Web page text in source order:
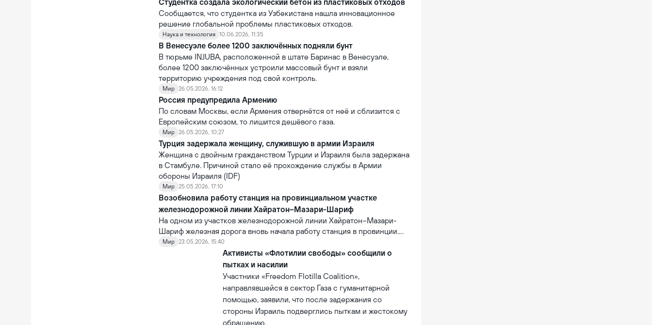
национальных правительств.
Студентка создала экологический бетон из пластиковых отходов
Сообщается, что студентка из Узбекистана нашла инновационное
решение глобальной проблемы пластиковых отходов.
Наука и технология 10.06.2026, 11:35
В Венесуэле более 1200 заключённых подняли бунт
В тюрьме INJUBA, расположенной в штате Баринас в Венесуэле,
более 1200 заключённых устроили массовый бунт и взяли
территорию учреждения под свой контроль.
Мир 26.05.2026, 16:12
Россия предупредила Армению
По словам Москвы, если Армения отвернётся от неё и сблизится с
Европейским союзом, то лишится дешёвого газа.
Мир 26.05.2026, 10:27
Турция задержала женщину, служившую в армии Израиля
Женщина с двойным гражданством Турции и Израиля была задержана
в Стамбуле. Причиной стало её прохождение службы в Армии
обороны Израиля (IDF)
Мир 25.05.2026, 17:10
Возобновила работу станция на провинциальном участке
железнодорожной линии Хайратон–Мазари-Шариф
На одном из участков железнодорожной линии Хайратон–Мазари-
Шариф железная дорога вновь начала работу станция в провинции.
Общая стоимость проекта составляет 6,3 млн долларов США. В
рамках его реализации на станцию впервые прибыл коммерческий
грузовой поезд, что стало первым практическим результатом
возобновления её деятельности.
Мир 23.05.2026, 15:40
Активисты «Флотилии свободы» сообщили о
пытках и насилии
Участники «Freedom Flotilla Coalition»,
направлявшейся в сектор Газа с гуманитарной
помощью, заявили, что после задержания со
стороны Израиль подверглись пыткам и жестокому
обращению.